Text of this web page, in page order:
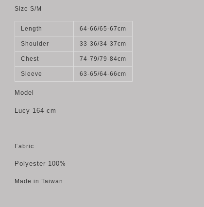
Size S/M
Length 64-66/65-67cm
Shoulder 33-36/34-37cm
Chest 74-79/79-84cm
Sleeve 63-65/64-66cm
Model
Lucy 164 cm
Fabric
Polyester 100%
Made in Taiwan